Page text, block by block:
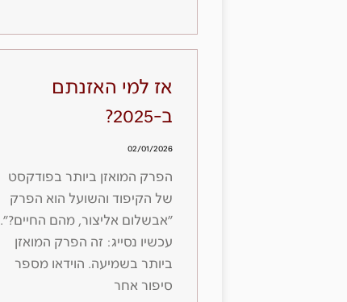
אז למי האזנתם
ב-2025?
02/01/2026
הפרק המואזן ביותר בפודקסט
של הקיפוד והשועל הוא הפרק
״אבשלום אליצור, מהם החיים?״.
עכשיו נסייג: זה הפרק המואזן
ביותר בשמיעה. הוידאו מספר
סיפור אחר